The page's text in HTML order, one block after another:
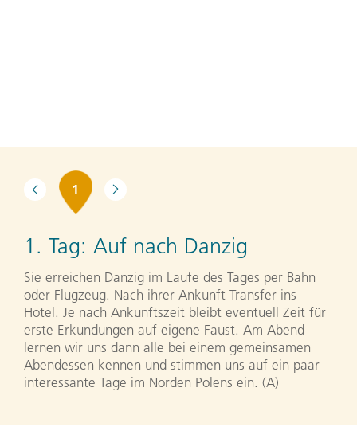
1
1. Tag: Auf nach Danzig
Sie erreichen Danzig im Laufe des Tages per Bahn
oder Flugzeug. Nach ihrer Ankunft Transfer ins
Hotel. Je nach Ankunftszeit bleibt eventuell Zeit für
erste Erkundungen auf eigene Faust. Am Abend
lernen wir uns dann alle bei einem gemeinsamen
Abendessen kennen und stimmen uns auf ein paar
interessante Tage im Norden Polens ein. (A)